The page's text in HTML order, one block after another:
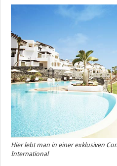
Hier lebt man in einer exklusiven
International